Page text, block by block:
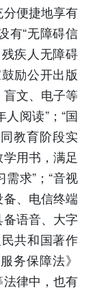
便捷地享有
有“无障碍信
疾人无障碍
励公开出版
文、电子等
阅读”；“国
教育阶段实
用书，满足
求”；“音视
、电信终端
语音、大字
共和国著作
务保障法》
法律中，也有